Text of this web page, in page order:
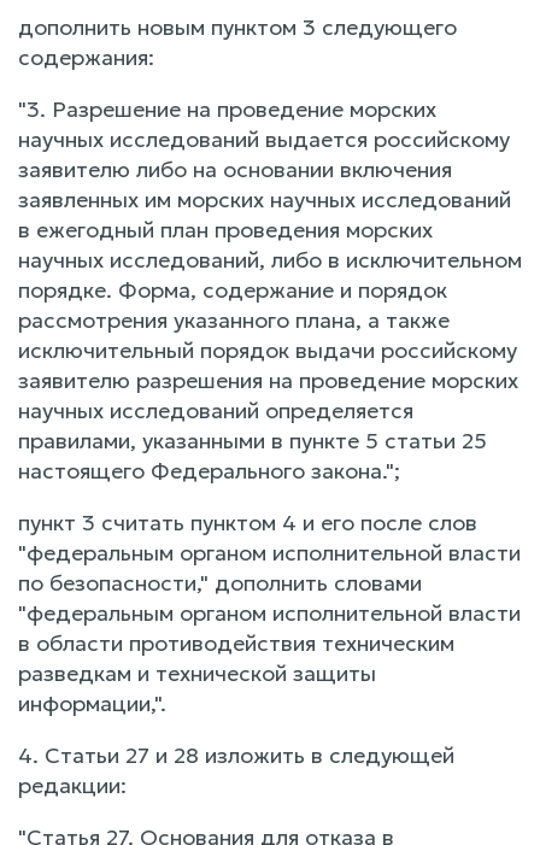
дополнить новым пунктом 3 следующего
содержания:
"3. Разрешение на проведение морских
научных исследований выдается российскому
заявителю либо на основании включения
заявленных им морских научных исследований
в ежегодный план проведения морских
научных исследований, либо в исключительном
порядке. Форма, содержание и порядок
рассмотрения указанного плана, а также
исключительный порядок выдачи российскому
заявителю разрешения на проведение морских
научных исследований определяется
правилами, указанными в пункте 5 статьи 25
настоящего Федерального закона.";
пункт 3 считать пунктом 4 и его после слов
"федеральным органом исполнительной власти
по безопасности," дополнить словами
"федеральным органом исполнительной власти
в области противодействия техническим
разведкам и технической защиты
информации,".
4. Статьи 27 и 28 изложить в следующей
редакции:
"Статья 27. Основания для отказа в